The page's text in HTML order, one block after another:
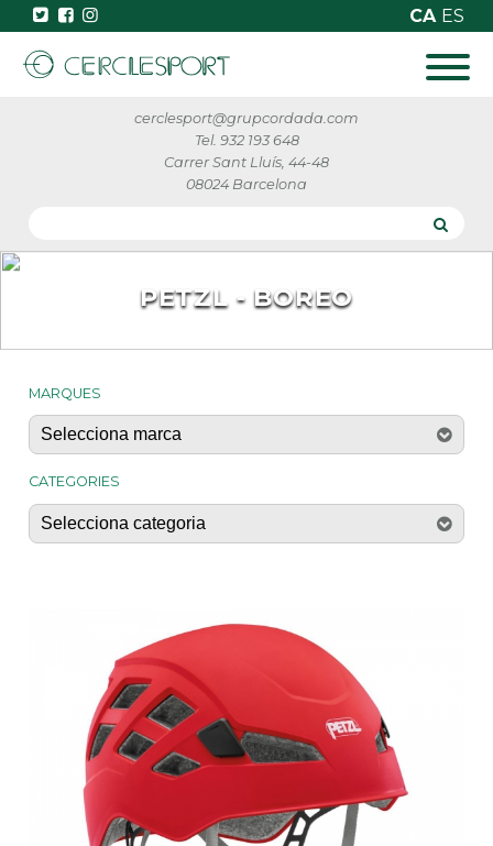
CA ES
cerclesport@grupcordada.com
Tel. 932 193 648
Carrer Sant Lluís, 44-48
08024 Barcelona
PETZL - BOREO
MARQUES
CATEGORIES